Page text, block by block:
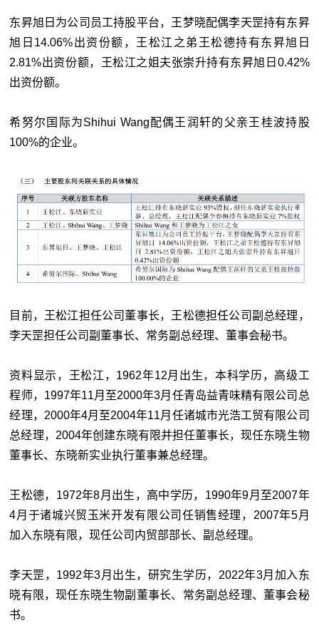
东昇旭日为公司员工持股平台，王梦晓配偶李天罡持有东昇
旭日14.06%出资份额，王松江之弟王松德持有东昇旭日
2.81%出资份额，王松江之姐夫张崇升持有东昇旭日0.42%
出资份额。
希努尔国际为Shihui Wang配偶王润轩的父亲王桂波持股
100%的企业。
目前，王松江担任公司董事长，王松德担任公司副总经理，
李天罡担任公司副董事长、常务副总经理、董事会秘书。
资料显示，王松江，1962年12月出生，本科学历，高级工
程师，1997年11月至2000年3月任青岛益青味精有限公司总
经理，2000年4月至2004年11月任诸城市光浩工贸有限公司
总经理，2004年创建东晓有限并担任董事长，现任东晓生物
董事长、东晓新实业执行董事兼总经理。
王松德，1972年8月出生，高中学历，1990年9月至2007年
4月于诸城兴贸玉米开发有限公司任销售经理，2007年5月
加入东晓有限，现任公司内贸部部长、副总经理。
李天罡，1992年3月出生，研究生学历，2022年3月加入东
晓有限，现任东晓生物副董事长、常务副总经理、董事会秘
书。